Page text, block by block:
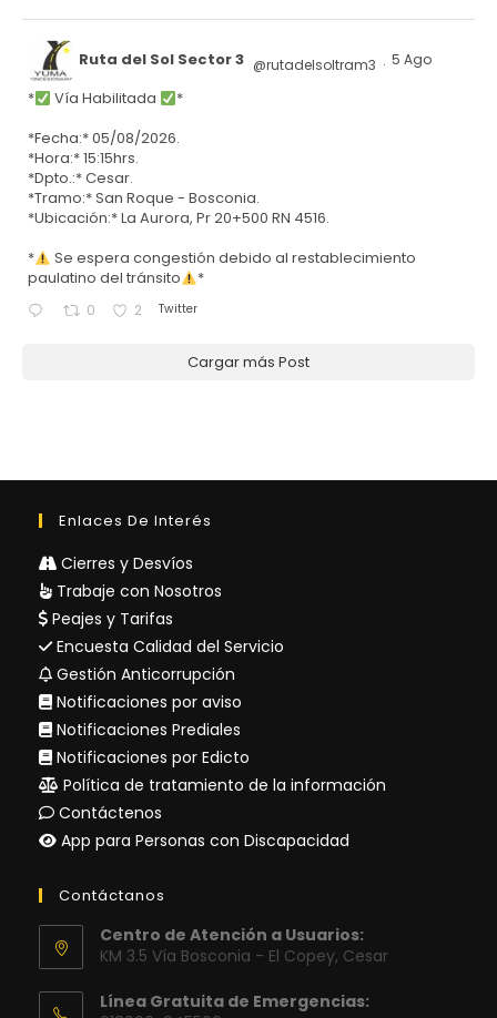
Ruta del Sol Sector 3 @rutadelsoltram3 · 5 Ago
* Vía Habilitada
*
*Fecha:* 05/08/2026.
*Hora:* 15:15hrs.
*Dpto.:* Cesar.
*Tramo:* San Roque - Bosconia.
*Ubicación:* La Aurora, Pr 20+500 RN 4516.
*
Se espera congestión debido al restablecimiento
paulatino del tránsito
*
0 2 Twitter
Cargar más Post
Enlaces De Interés
Cierres y Desvíos
Trabaje con Nosotros
Peajes y Tarifas
Encuesta Calidad del Servicio
Gestión Anticorrupción
Notificaciones por aviso
Notificaciones Prediales
Notificaciones por Edicto
Política de tratamiento de la información
Contáctenos
App para Personas con Discapacidad
Contáctanos
Centro de Atención a Usuarios:
KM 3.5 Vía Bosconia - El Copey, Cesar
Línea Gratuita de Emergencias: